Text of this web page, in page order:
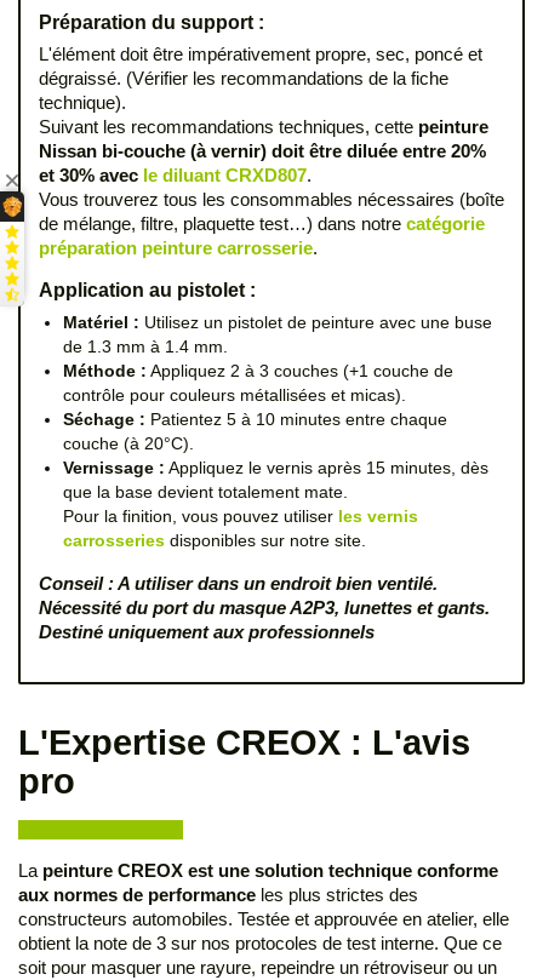
Préparation du support :
L'élément doit être impérativement propre, sec, poncé et
dégraissé. (Vérifier les recommandations de la fiche
technique).
Suivant les recommandations techniques, cette peinture
Nissan bi-couche (à vernir) doit être diluée entre 20%
et 30% avec le diluant CRXD807.
Vous trouverez tous les consommables nécessaires (boîte
de mélange, filtre, plaquette test…) dans notre catégorie
préparation peinture carrosserie.
Application au pistolet :
Matériel : Utilisez un pistolet de peinture avec une buse
de 1.3 mm à 1.4 mm.
Méthode : Appliquez 2 à 3 couches (+1 couche de
contrôle pour couleurs métallisées et micas).
Séchage : Patientez 5 à 10 minutes entre chaque
couche (à 20°C).
Vernissage : Appliquez le vernis après 15 minutes, dès
que la base devient totalement mate.
Pour la finition, vous pouvez utiliser les vernis
carrosseries disponibles sur notre site.
Conseil : A utiliser dans un endroit bien ventilé.
Nécessité du port du masque A2P3, lunettes et gants.
Destiné uniquement aux professionnels
L'Expertise CREOX : L'avis
pro
La peinture CREOX est une solution technique conforme
aux normes de performance les plus strictes des
constructeurs automobiles. Testée et approuvée en atelier, elle
obtient la note de 3 sur nos protocoles de test interne. Que ce
soit pour masquer une rayure, repeindre un rétroviseur ou un